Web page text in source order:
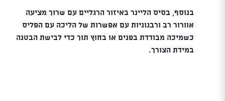
בנוסף, בסיס הליינר באיזור הרגליים עם שרוך מציעה
אוורור רב ורבגוניות עם אפשרות של הליכה עם הפליס
כשמיכה מבודדת בפנים או בחוץ תוך כדי לבישת הבטנה
במידת הצורך.